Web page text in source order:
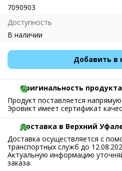
7090903
Доступность
В наличии
Добавить в
Оригинальность
Продукт поставляется
Эровикт имеет сертификат
Доставка в Верхний
Доставка осуществляется с
транспортных служб до
Актуальную информацию
заказа.